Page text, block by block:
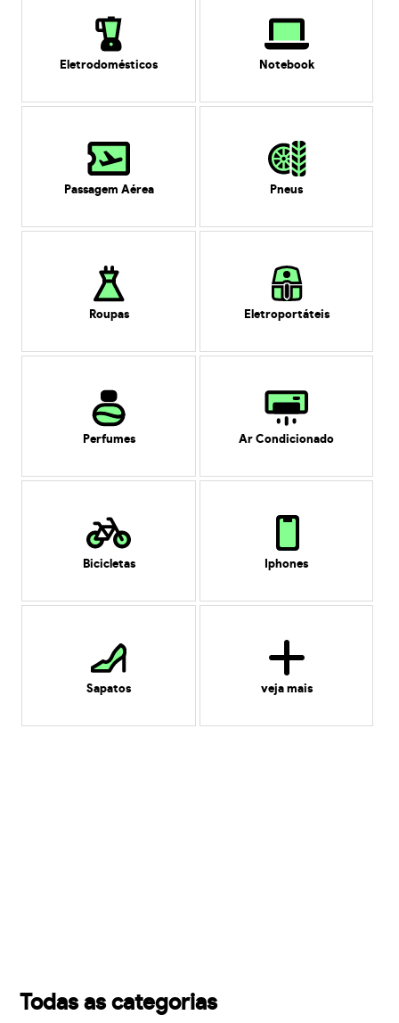
Eletrodomésticos Notebook
Passagem Aérea Pneus
Roupas Eletroportáteis
Perfumes Ar Condicionado
Bicicletas Iphones
Sapatos veja mais
Todas as categorias